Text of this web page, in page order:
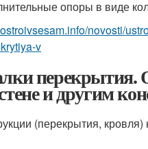
опоры в виде
novosti/
v
перекрытия.
и другим
(перекрытия,